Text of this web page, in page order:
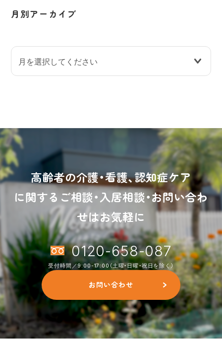
月別アーカイブ
高齢者の介護・看護、認知症ケア
に関するご相談・入居相談・お問い合わ
せはお気軽に
0120-658-087
受付時間／9:00-17:00（土曜・日曜・祝日を除く）
お問い合わせ